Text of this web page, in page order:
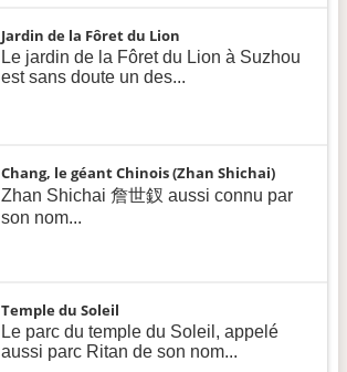
Jardin de la Fôret du Lion
Le jardin de la Fôret du Lion à Suzhou
est sans doute un des...
Chang, le géant Chinois (Zhan Shichai)
Zhan Shichai 詹世釵 aussi connu par
son nom...
Temple du Soleil
Le parc du temple du Soleil, appelé
aussi parc Ritan de son nom...